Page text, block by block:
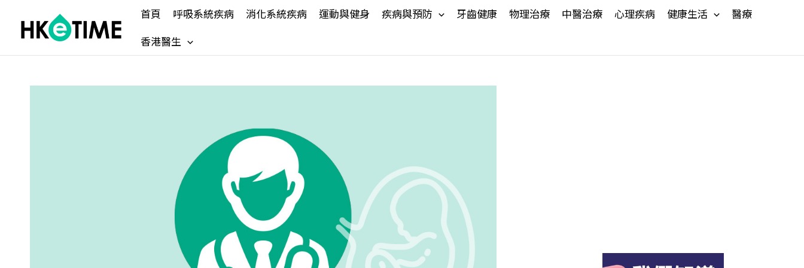
content
首頁 呼吸系統疾病 消化系統疾病 運動與健身 疾病與預防 牙齒健康 物理治療 中醫治療 心理疾病 健康生活
醫療
香港醫生